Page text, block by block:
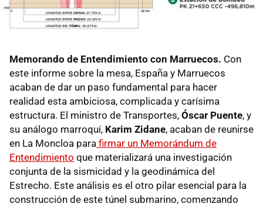
Memorando de Entendimiento con Marruecos. Con
este informe sobre la mesa, España y Marruecos
acaban de dar un paso fundamental para hacer
realidad esta ambiciosa, complicada y carísima
estructura. El ministro de Transportes, Óscar Puente, y
su análogo marroquí, Karim Zidane, acaban de reunirse
en La Moncloa para firmar un Memorándum de
Entendimiento que materializará una investigación
conjunta de la sismicidad y la geodinámica del
Estrecho. Este análisis es el otro pilar esencial para la
construcción de este túnel submarino, comenzando